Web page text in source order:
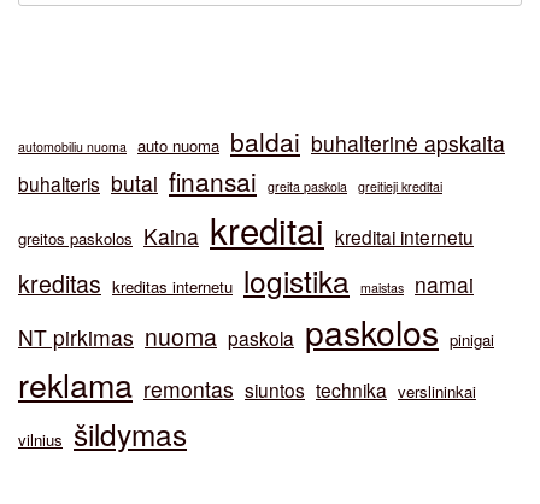
automobiliu nuoma auto nuoma baldai buhalterinė apskaita
buhalteris butai finansai greita paskola greitieji kreditai
greitos paskolos Kaina kreditai kreditai internetu
kreditas kreditas internetu logistika maistas
namai
NT pirkimas nuoma paskola paskolos pinigai
reklama remontas siuntos technika verslininkai
vilnius šildymas